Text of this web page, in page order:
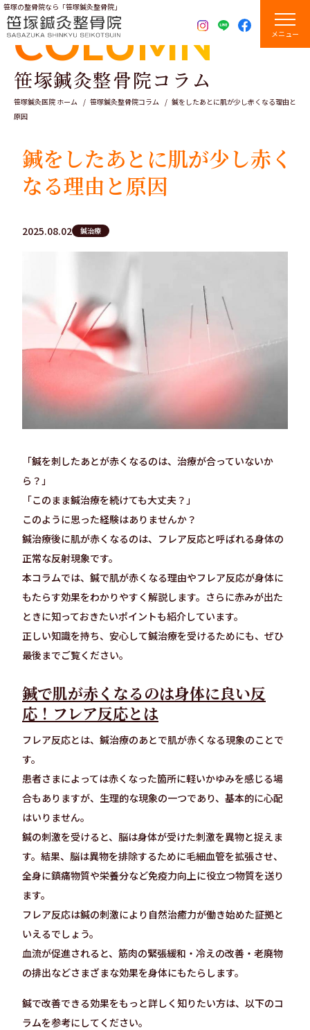
笹塚の整骨院なら「笹塚鍼灸整骨院」
メニュー
COLUMN
笹塚鍼灸整骨院コラム
笹塚鍼灸医院 ホーム 笹塚鍼灸整骨院コラム
鍼をしたあとに肌が少し赤くなる理由と
原因
鍼をしたあとに肌が少し赤く
なる理由と原因
2025.08.02 鍼治療
「鍼を刺したあとが赤くなるのは、治療が合っていないか
ら？」
「このまま鍼治療を続けても大丈夫？」
このように思った経験はありませんか？
鍼治療後に肌が赤くなるのは、フレア反応と呼ばれる身体の
正常な反射現象です。
本コラムでは、鍼で肌が赤くなる理由やフレア反応が身体に
もたらす効果をわかりやすく解説します。さらに赤みが出た
ときに知っておきたいポイントも紹介しています。
正しい知識を持ち、安心して鍼治療を受けるためにも、ぜひ
最後までご覧ください。
鍼で肌が赤くなるのは身体に良い反
応！フレア反応とは
フレア反応とは、鍼治療のあとで肌が赤くなる現象のことで
す。
患者さまによっては赤くなった箇所に軽いかゆみを感じる場
合もありますが、生理的な現象の一つであり、基本的に心配
はいりません。
鍼の刺激を受けると、脳は身体が受けた刺激を異物と捉えま
す。結果、脳は異物を排除するために毛細血管を拡張させ、
全身に鎮痛物質や栄養分など免疫力向上に役立つ物質を送り
ます。
フレア反応は鍼の刺激により自然治癒力が働き始めた証拠と
いえるでしょう。
血流が促進されると、筋肉の緊張緩和・冷えの改善・老廃物
の排出などさまざまな効果を身体にもたらします。
鍼で改善できる効果をもっと詳しく知りたい方は、以下のコ
ラムを参考にしてください。